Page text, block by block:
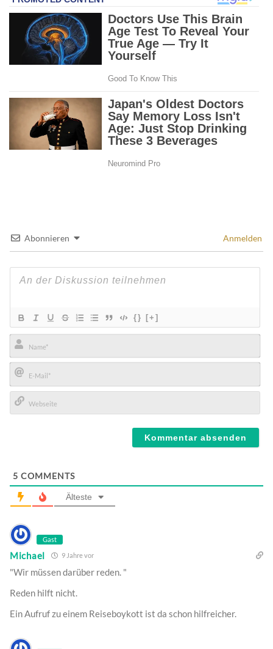
Abonnieren Anmelden
{} [+]
Name*
E-
Mail*
5 COMMENTS
Älteste
Gast
Michael 9 Jahre vor
"Wir müssen darüber reden. "
Reden hilft nicht.
Ein Aufruf zu einem Reiseboykott ist da schon hilfreicher.